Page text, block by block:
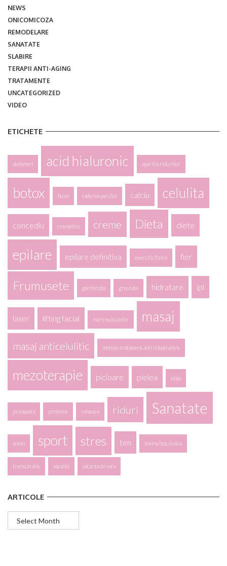
NEWS
ONICOMICOZA
REMODELARE
SANATATE
SLABIRE
TERAPII ANTI-AGING
TRATAMENTE
UNCATEGORIZED
VIDEO
ETICHETE
abdomen acid hialuronic aparitia ridurilor
botox buze caderea parului calciu celulita
concediu cosmetice creme Dieta diete
epilare epilare definitiva exercitii fizice fier
Frumusete garderoba greutate hidratare ipl
laser lifting facial marirea buzelor masaj
masaj anticelulitic metode tratament anti imbatranire
mezoterapie picioare pielea plaja
primavara proteine relaxare riduri Sanatate
somn sport stres ten toxina botulinica
transpiratie vacanta vacanta de vara
ARTICOLE